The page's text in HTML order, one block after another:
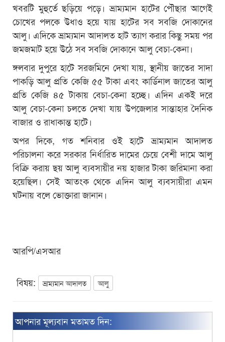
খবরটি মুহুর্তে ছড়িয়ে পড়ে। ভ্রাম্যমান হাটের পৌছার আগেই
চোখের পলকে উধাও হয়ে যায় হাটের সব সবজি দোকানের
আলু। এদিকে ভ্রাম্যমান আদালত হাট ত্যাগ করার কিছু সময় পর
জমজমাট হয়ে উঠে সব সবজি দোকানে আলু বেচা-কেনা।
ঙ্গলবার দুপুরে হাটে সরজমিনে দেখা যায়, স্থানীয় জাতের সাদা
পাকড়ি আলু প্রতি কেজি ৫৫ টাকা এবং কার্ডিনাল জাতের আলু
প্রতি কেজি ৪৫ টাকায় বেচা-কেনা হচ্ছে। এদিন একই দরে
আলু বেচা-কেনা চলতে দেখা যায় উপজেলার সান্তাহার দৈনিক
বাজার ও রাধাকান্ত হাটে।
অপর দিকে, গত শনিবার ওই হাটে ভ্রাম্যমান আদালত
পরিচালনা করে সরকার নির্ধারিত দামের চেয়ে বেশী দামে আলু
বিক্রি করায় ছয় আলু ব্যবসায়ীর নয় হাজার টাকা জরিমানা করা
হয়েছিল। সেই আতংক থেকে এদিন আলু ব্যবসায়ীরা এমন
ঘটনায় বলে ভোক্তারা জানান।
আরপি/এসআর
বিষয়: ভ্রাম্যমান আদালত আলু
আপনার মূল্যবান মতামত দিন: